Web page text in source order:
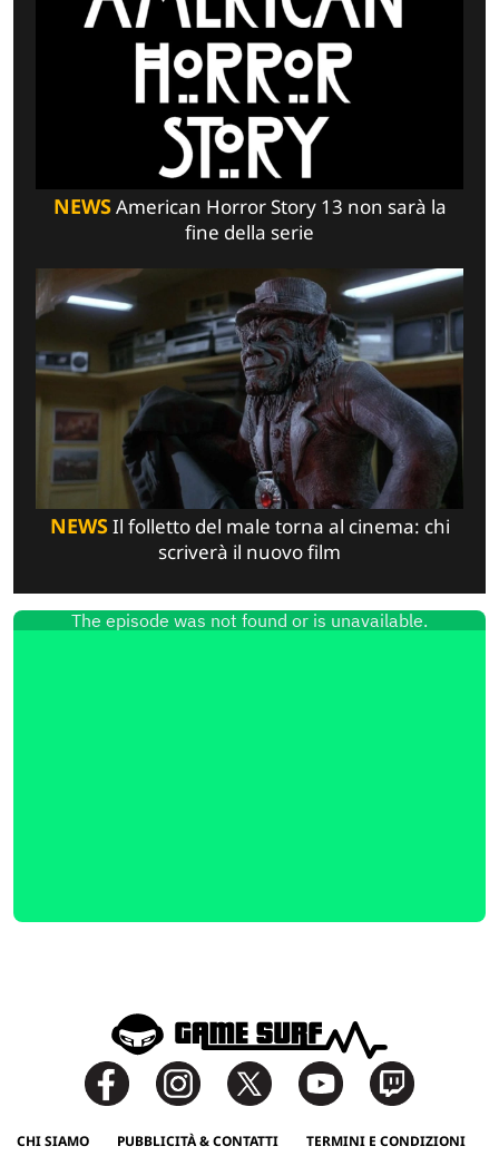
NEWSAmerican Horror Story 13 non sarà la
fine della serie
NEWSIl folletto del male torna al cinema: chi
scriverà il nuovo film
CHI SIAMO PUBBLICITÀ & CONTATTI TERMINI E CONDIZIONI